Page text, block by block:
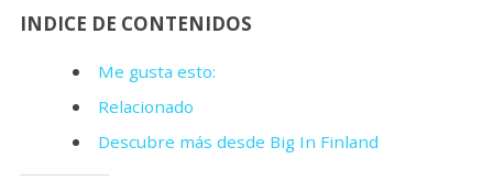
INDICE DE CONTENIDOS
Me gusta esto:
Relacionado
Descubre más desde Big In Finland